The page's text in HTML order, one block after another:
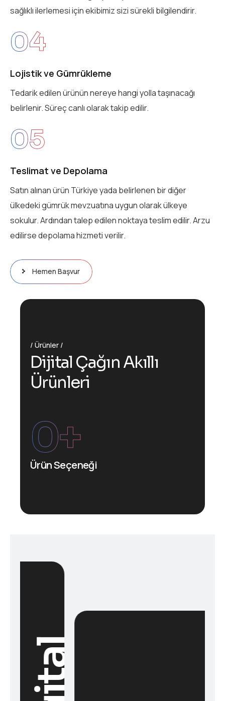
sağlıklı ilerlemesi için ekibimiz sizi sürekli bilgilendirir.
04
Lojistik ve Gümrükleme
Tedarik edilen ürünün nereye hangi yolla taşınacağı
belirlenir. Süreç canlı olarak takip edilir.
05
Teslimat ve Depolama
Satın alınan ürün Türkiye yada belirlenen bir diğer
ülkedeki gümrük mevzuatına uygun olarak ülkeye
sokulur. Ardından talep edilen noktaya teslim edilir. Arzu
edilirse depolama hizmeti verilir.
Hemen Başvur
Ürünler
Dijital Çağın Akıllı
Ürünleri
Ürün Seçeneği
0+